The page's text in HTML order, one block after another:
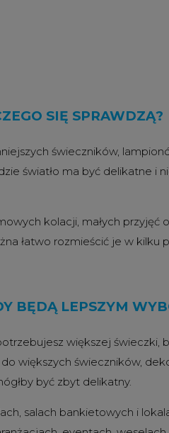
SIĘ SPRAWDZĄ?
świeczników,
światło ma być delikatne i
kolacji, małych przyjęć
łatwo rozmieścić je w kilku
BĘDĄ LEPSZYM
większej świeczki,
większych świeczników,
być zbyt delikatny.
salach bankietowych i